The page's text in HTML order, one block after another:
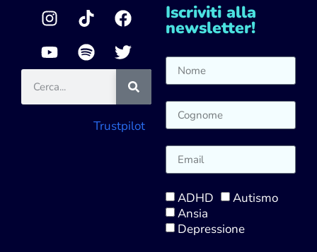
Trustpilot
Iscriviti alla
newsletter!
ADHD
Autismo
Ansia
Depressione